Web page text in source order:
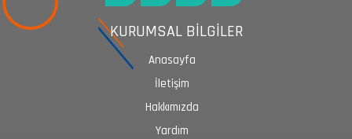
KURUMSAL BİLGİLER
Anasayfa
İletişim
Hakkımızda
Yardım